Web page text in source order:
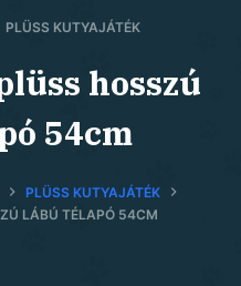
PLÜSS KUTYAJÁTÉK
hosszú
54cm
PLÜSS KUTYAJÁTÉK
LÁBÚ TÉLAPÓ 54CM